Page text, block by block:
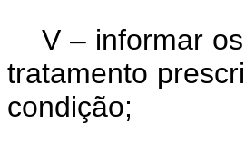
V – informar
tratamento
condição;